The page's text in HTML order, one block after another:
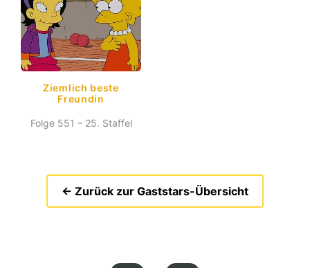
Ziemlich beste
Freundin
Folge 551 – 25. Staffel
← Zurück zur Gaststars-Übersicht